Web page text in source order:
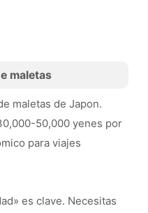
maletas
maletas de Japon.
50,000 yenes por
para viajes
es clave. Necesitas